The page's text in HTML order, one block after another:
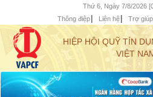
Thứ 6, Ngày 7/8/2026
Thông điệp
Liên hệ Trợ giúp
HIỆP HỘI QUỸ TÍN
VIỆT